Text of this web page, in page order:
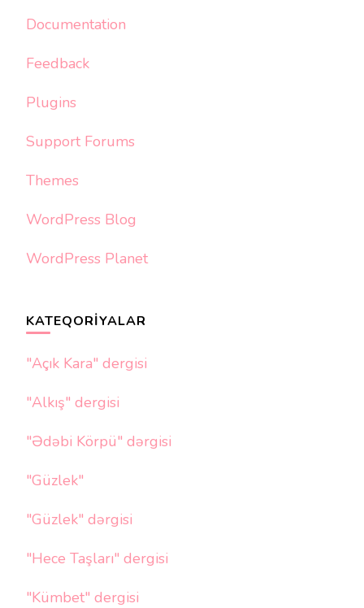
Documentation
Feedback
Plugins
Support Forums
Themes
WordPress Blog
WordPress Planet
KATEQORIYALAR
"Açık Kara" dergisi
"Alkış" dergisi
"Ədəbi Körpü" dərgisi
"Güzlek"
"Güzlek" dərgisi
"Hece Taşları" dergisi
"Kümbet" dergisi